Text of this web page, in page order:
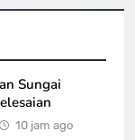
Sungai
10 jam ago